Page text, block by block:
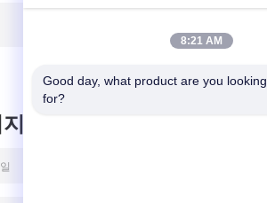
를 남겨주세요
8:21 AM
Good day, what product are you looking
for?